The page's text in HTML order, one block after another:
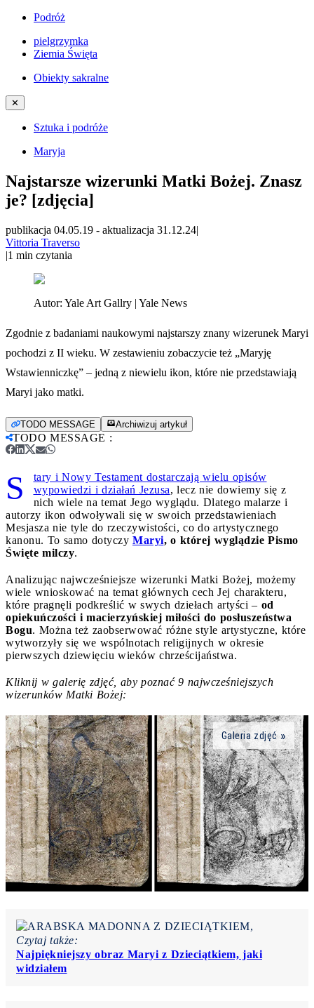
Podróż
pielgrzymka
Ziemia Święta
Obiekty sakralne
✕
Sztuka i podróże
Maryja
Najstarsze wizerunki Matki Bożej. Znasz
je? [zdjęcia]
publikacja 04.05.19 - aktualizacja 31.12.24|
Vittoria Traverso
|1 min czytania
Autor: Yale Art Gallry | Yale News
Zgodnie z badaniami naukowymi najstarszy znany wizerunek Maryi
pochodzi z II wieku. W zestawieniu zobaczycie też „Maryję
Wstawienniczkę” – jedną z niewielu ikon, które nie przedstawiają
Maryi jako matki.
TODO MESSAGE Archiwizuj artykuł
TODO MESSAGE :
S
tary i Nowy Testament dostarczają wielu opisów
wypowiedzi i działań Jezusa, lecz nie dowiemy się z
nich wiele na temat Jego wyglądu. Dlatego malarze i
autorzy ikon odwoływali się w swoich przedstawieniach
Mesjasza nie tyle do rzeczywistości, co do artystycznego
kanonu. To samo dotyczy Maryi, o której wyglądzie Pismo
Święte milczy.
Analizując najwcześniejsze wizerunki Matki Bożej, możemy
wiele wnioskować na temat głównych cech Jej charakteru,
które pragnęli podkreślić w swych dziełach artyści – od
opiekuńczości i macierzyńskiej miłości do posłuszeństwa
Bogu. Można też zaobserwować różne style artystyczne, które
wytworzyły się we wspólnotach religijnych w okresie
pierwszych dziewięciu wieków chrześcijaństwa.
Kliknij w galerię zdjęć, aby poznać 9 najwcześniejszych
wizerunków Matki Bożej:
Galeria zdjęć
Czytaj także:
Najpiękniejszy obraz Maryi z Dzieciątkiem, jaki
widziałem